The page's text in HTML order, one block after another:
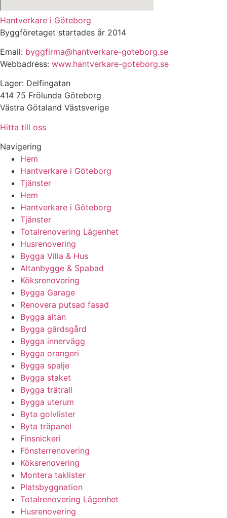
Hantverkare i Göteborg
Byggföretaget startades år 2014
Email: byggfirma@hantverkare-goteborg.se
Webbadress: www.hantverkare-goteborg.se
Lager: Delfingatan
414 75 Frölunda Göteborg
Västra Götaland Västsverige
Hitta till oss
Navigering
Hem
Hantverkare i Göteborg
Tjänster
Hem
Hantverkare i Göteborg
Tjänster
Totalrenovering Lägenhet
Husrenovering
Bygga Villa & Hus
Altanbygge & Spabad
Köksrenovering
Bygga Garage
Renovera putsad fasad
Bygga altan
Bygga gärdsgård
Bygga innervägg
Bygga orangeri
Bygga spalje
Bygga staket
Bygga trätrall
Bygga uterum
Byta golvlister
Byta träpanel
Finsnickeri
Fönsterrenovering
Köksrenovering
Montera taklister
Platsbyggnation
Totalrenovering Lägenhet
Husrenovering